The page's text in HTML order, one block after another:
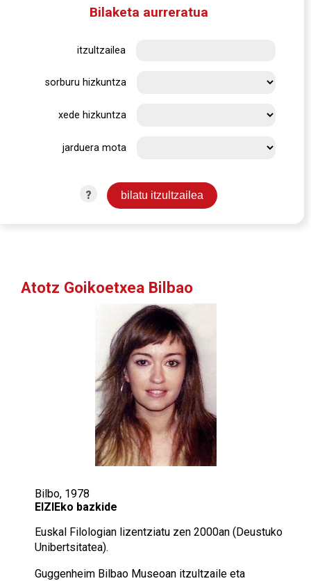
Bilaketa aurreratua
itzultzailea
sorburu hizkuntza
xede hizkuntza
jarduera mota
?
Atotz Goikoetxea Bilbao
Bilbo, 1978
EIZIEko bazkide
Euskal Filologian lizentziatu zen 2000an (Deustuko
Unibertsitatea).
Guggenheim Bilbao Museoan itzultzaile eta